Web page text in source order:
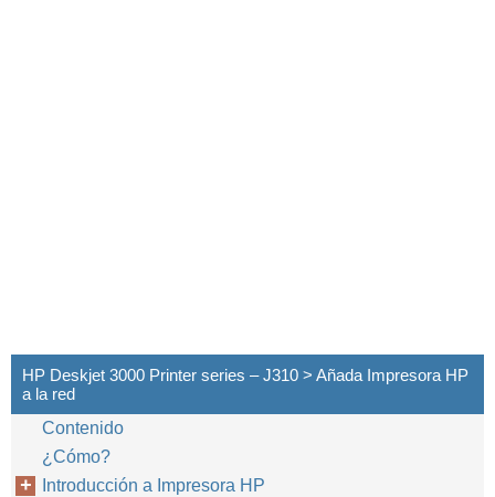
HP Deskjet 3000 Printer series – J310 > Añada Impresora HP
a la red
Contenido
¿Cómo?
Introducción a Impresora HP